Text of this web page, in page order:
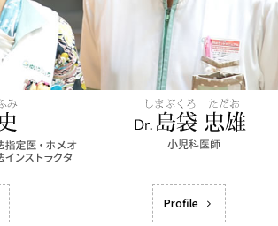
Profile